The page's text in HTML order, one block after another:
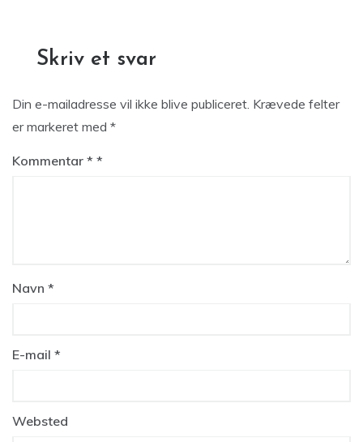
Skriv et svar
Din e-mailadresse vil ikke blive publiceret. Krævede felter
er markeret med *
Kommentar *
Navn *
E-mail *
Websted